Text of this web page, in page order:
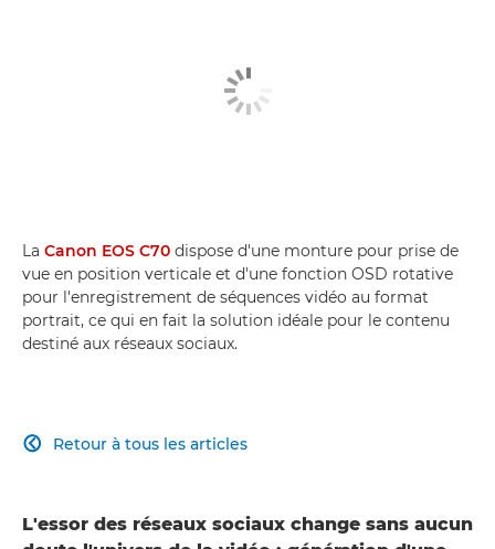
Débat à propos des réseaux sociaux
La Canon EOS C70 dispose d'une monture pour prise de
vue en position verticale et d'une fonction OSD rotative
pour l'enregistrement de séquences vidéo au format
portrait, ce qui en fait la solution idéale pour le contenu
destiné aux réseaux sociaux.
Retour à tous les articles

L'essor des réseaux sociaux change sans aucun